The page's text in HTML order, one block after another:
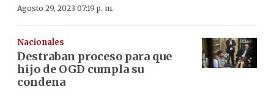
Agosto 29, 2023 07:19 p. m.
Nacionales
Destraban proceso para que
hijo de OGD cumpla su
condena